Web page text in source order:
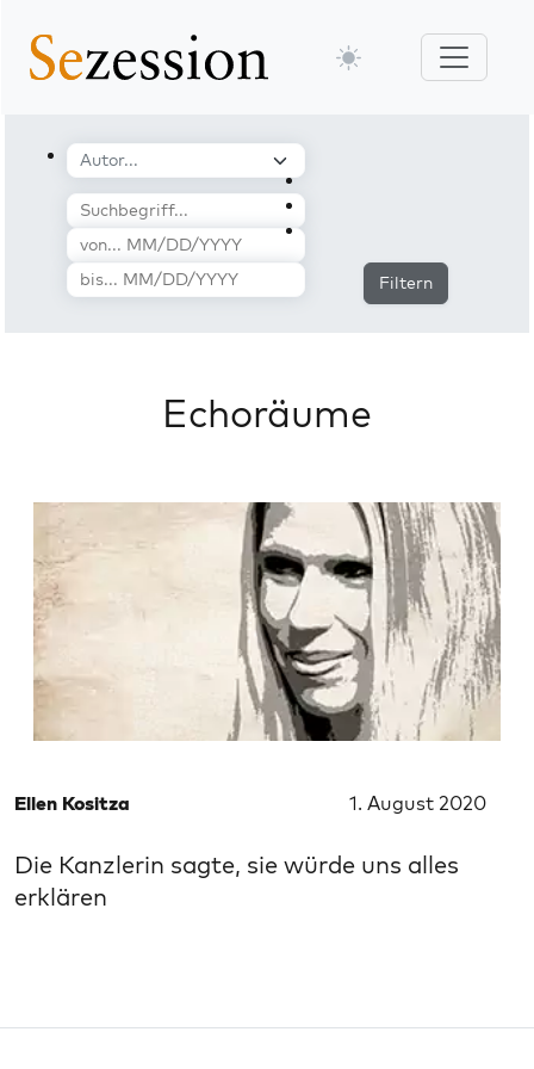
Filtern
Echoräume
Ellen Kositza 1. August 2020
Die Kanzlerin sagte, sie würde uns alles
erklären